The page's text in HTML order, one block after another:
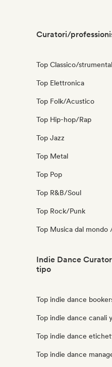
Curatori/
Top Classico/
Top Elettronica
Top Folk/Acustico
Top Hip-hop/Rap
Top Jazz
Top Metal
Top Pop
Top R&B/Soul
Top Rock/Punk
Top Musica dal mondo
Indie Dance
tipo
Top indie dance
Top indie dance
Top indie dance
Top indie dance